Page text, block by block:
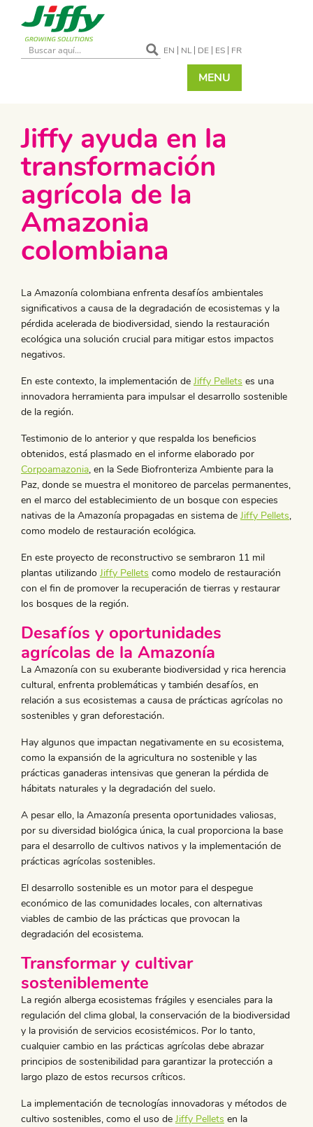
EN NL DE ES FR
MENU
Jiffy ayuda en la
transformación
agrícola de la
Amazonia
colombiana
La Amazonía colombiana enfrenta desafíos ambientales
significativos a causa de la degradación de ecosistemas y la
pérdida acelerada de biodiversidad, siendo la restauración
ecológica una solución crucial para mitigar estos impactos
negativos.
En este contexto, la implementación de Jiffy Pellets es una
innovadora herramienta para impulsar el desarrollo sostenible
de la región.
Testimonio de lo anterior y que respalda los beneficios
obtenidos, está plasmado en el informe elaborado por
Corpoamazonia, en la Sede Biofronteriza Ambiente para la
Paz, donde se muestra el monitoreo de parcelas permanentes,
en el marco del establecimiento de un bosque con especies
nativas de la Amazonía propagadas en sistema de Jiffy Pellets,
como modelo de restauración ecológica.
En este proyecto de reconstructivo se sembraron 11 mil
plantas utilizando Jiffy Pellets como modelo de restauración
con el fin de promover la recuperación de tierras y restaurar
los bosques de la región.
Desafíos y oportunidades
agrícolas de la Amazonía
La Amazonía con su exuberante biodiversidad y rica herencia
cultural, enfrenta problemáticas y también desafíos, en
relación a sus ecosistemas a causa de prácticas agrícolas no
sostenibles y gran deforestación.
Hay algunos que impactan negativamente en su ecosistema,
como la expansión de la agricultura no sostenible y las
prácticas ganaderas intensivas que generan la pérdida de
hábitats naturales y la degradación del suelo.
A pesar ello, la Amazonía presenta oportunidades valiosas,
por su diversidad biológica única, la cual proporciona la base
para el desarrollo de cultivos nativos y la implementación de
prácticas agrícolas sostenibles.
El desarrollo sostenible es un motor para el despegue
económico de las comunidades locales, con alternativas
viables de cambio de las prácticas que provocan la
degradación del ecosistema.
Transformar y cultivar
sosteniblemente
La región alberga ecosistemas frágiles y esenciales para la
regulación del clima global, la conservación de la biodiversidad
y la provisión de servicios ecosistémicos. Por lo tanto,
cualquier cambio en las prácticas agrícolas debe abrazar
principios de sostenibilidad para garantizar la protección a
largo plazo de estos recursos críticos.
La implementación de tecnologías innovadoras y métodos de
cultivo sostenibles, como el uso de Jiffy Pellets en la